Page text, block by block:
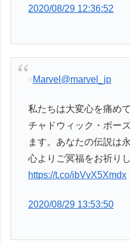
2020/08/29 12:36:52
Marvel @marvel_jp
私たちは大変心を痛め
チャドウィック・ボー
ます。あなたの伝説は
心よりご冥福をお祈りし
https://t.co/ibVvX5Xmdx
2020/08/29 13:53:50